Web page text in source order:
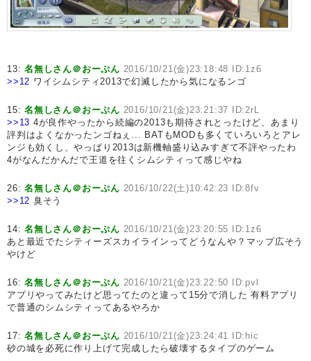
13:名無しさん＠おーぷん 2016/10/21(金)23:18:48 ID:1z6
>>12 ワイシムシティ2013で幻滅したから気になるンゴ
15:名無しさん＠おーぷん 2016/10/21(金)23:21:37 ID:2rL
>>13 4が良作やったから続編の2013も期待されとったけど、あまり
評判はよくなかったンゴねぇ... BATもMODも多くていろいろとアレ
ンジも効くし、やっぱり2013は新機軸盛り込みすぎて不評やったわ
4がなんだかんだで王道を往くシムシティって感じやね
26:名無しさん＠おーぷん 2016/10/22(土)10:42:23 ID:8fv
>>12 臭そう
14:名無しさん＠おーぷん 2016/10/21(金)23:20:55 ID:1z6
あと最近でたシティーズスカイラインってどうなんや？マップ広そう
やけど
16:名無しさん＠おーぷん 2016/10/21(金)23:22:50 ID:pvl
アプリやってみたけど思ってたのと違って15分で消した 有料アプリ
で普通のシムシティってあるやろか
17:名無しさん＠おーぷん 2016/10/21(金)23:24:41 ID:hic
砂の城を必死に作り上げて完成したら破壊するタイプのゲーム